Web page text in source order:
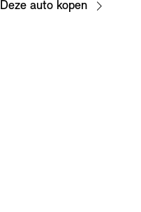
Deze auto kopen